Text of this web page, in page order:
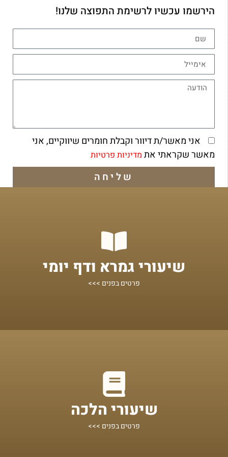
הירשמו עכשיו לרשימת התפוצה שלנו!
אני מאשר/ת דיוור וקבלת חומרים שיווקיים, אני
מאשר שקראתי את מדיניות פרטיות
שליחה
שיעורי גמרא ודף יומי
פרטים בפנים >>>
שיעורים על הדף היומי ומסכתות נוספות
מתחילים מכאן!
שיעורי הלכה
פרטים בפנים >>>
הלכות אקטואליות לפי נושאים, מוגשות בצורה בהירה ותמציתית
מתחילים מכאן!